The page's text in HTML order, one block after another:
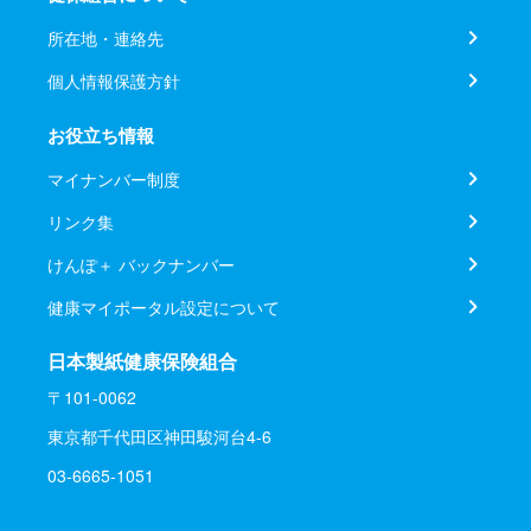
所在地・連絡先
個人情報保護方針
お役立ち情報
マイナンバー制度
リンク集
けんぽ＋ バックナンバー
健康マイポータル設定について
日本製紙健康保険組合
〒101-0062
東京都千代田区神田駿河台4-6
03-6665-1051